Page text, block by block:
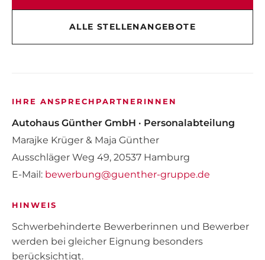
ALLE STELLENANGEBOTE
IHRE ANSPRECHPARTNERINNEN
Autohaus Günther GmbH · Personalabteilung
Marajke Krüger & Maja Günther
Ausschläger Weg 49, 20537 Hamburg
E-Mail: bewerbung@guenther-gruppe.de
HINWEIS
Schwerbehinderte Bewerberinnen und Bewerber
werden bei gleicher Eignung besonders
berücksichtigt.